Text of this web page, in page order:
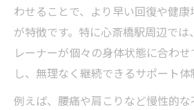
わせることで、より早い回復や健
が特徴です。特に心斎橋駅周辺で
レーナーが個々の身体状態に合わ
し、無理なく継続できるサポート体
例えば、腰痛や肩こりなど慢性的